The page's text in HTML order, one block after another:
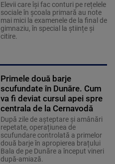
Elevii care îşi fac conturi pe rețelele
sociale în școala primară au note
mai mici la examenele de la final de
gimnaziu, în special la științe și
citire.
Primele două barje
scufundate în Dunăre. Cum
va fi deviat cursul apei spre
centrala de la Cernavodă
După zile de așteptare și amânări
repetate, operațiunea de
scufundare controlată a primelor
două barje în apropierea brațului
Bala de pe Dunăre a început vineri
după-amiază.